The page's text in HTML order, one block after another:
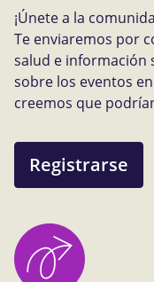
¡Únete a la
Te enviaremos por
salud e información
sobre los eventos
creemos que
Registrarse